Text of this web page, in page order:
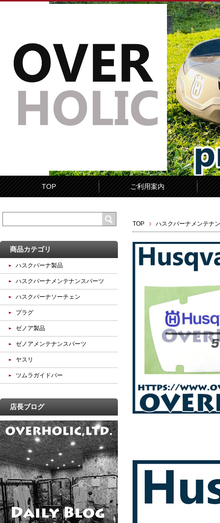
TOP ご利用案内
TOP ハスクバーナメンテナ
商品カテゴリ
ハスクバーナ製品
ハスクバーナメンテナンスパーツ
ハスクバーナソーチェン
プラグ
ゼノア製品
ゼノアメンテナンスパーツ
ヤスリ
ツムラガイドバー
店長ブログ